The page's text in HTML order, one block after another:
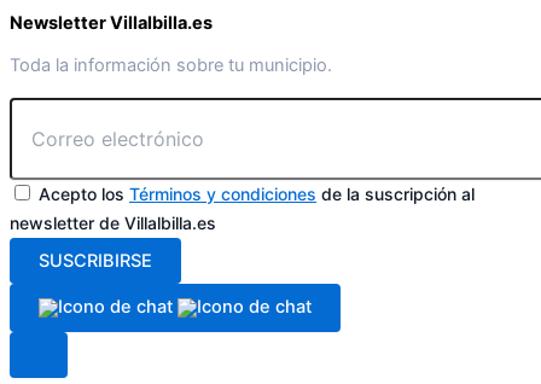
Newsletter Villalbilla.es
Toda la información sobre tu municipio.
Acepto los Términos y condiciones de la suscripción al
newsletter de Villalbilla.es
SUSCRIBIRSE